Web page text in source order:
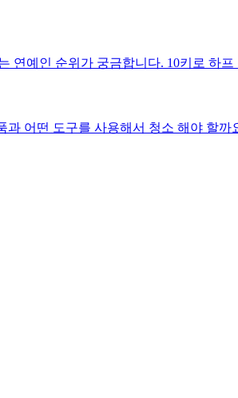
역대 가장 잘 뛰는 연예인이 누
어떤 도구를 사용해서 청소 해야 할